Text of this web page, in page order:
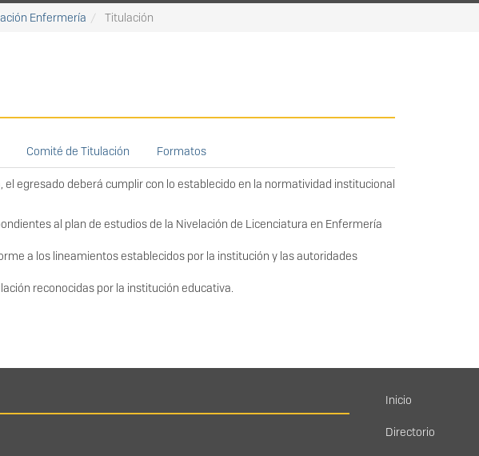
Enfermería Titulación
Comité de Titulación Formatos
egresado deberá cumplir con lo establecido en la normatividad institucional
al plan de estudios de la Nivelación de Licenciatura en Enfermería
a los lineamientos establecidos por la institución y las autoridades
reconocidas por la institución educativa.
Menú principal
Inicio
Directorio